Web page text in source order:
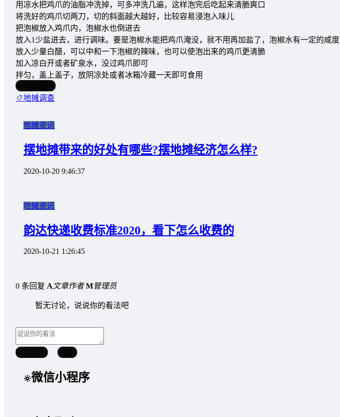
用凉水把鸡爪的油脂冲洗掉，可多冲洗几遍，这样泡完后吃起来清脆爽口
将洗好的鸡爪切两刀，切的斜面越大越好，比较容易浸泡入味儿
把泡椒放入鸡爪内，泡椒水也倒进去
放入1少盐进去，进行调味。要是泡椒水能把鸡爪淹没，就不用再加盐了，泡椒水有一定的咸度
放入少量白醋，可以中和一下泡椒的辣味，也可以使泡出来的鸡爪更清脆
加入凉白开或者矿泉水，没过鸡爪即可
拌匀，盖上盖子，放阴凉处或者冰箱冷藏一天即可食用
地摊调查
地摊资讯
摆地摊带来的好处有哪些?摆地摊经济怎么样?
2020-10-20 9:46:37
地摊资讯
韵达快递收费标准2020，看下怎么收费的
2020-10-21 1:26:45
0 条回复 A文章作者 M管理员
暂无讨论，说说你的看法吧
微信小程序